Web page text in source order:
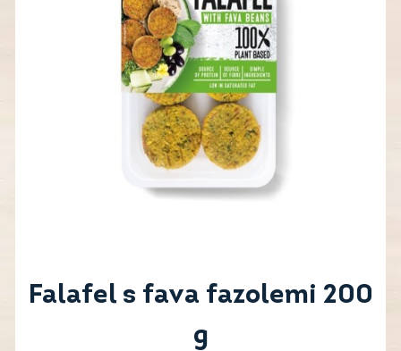
Falafel s fava fazolemi 200
g